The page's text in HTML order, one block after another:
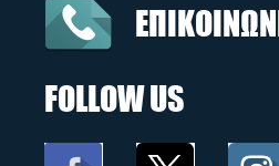
FOLLOW US